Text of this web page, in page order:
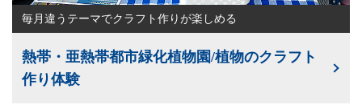
毎月違うテーマでクラフト作りが楽しめる
熱帯・亜熱帯都市緑化植物園/植物のクラフト
作り体験